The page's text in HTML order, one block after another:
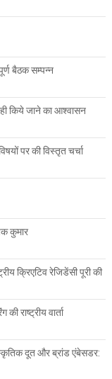
बैठक सम्पन्न
किये जाने का आश्वासन
पर की विस्तृत चर्चा
कुमार
क्रिएटिव रेजिडेंसी पूरी की
राष्ट्रीय वार्ता
दूत और ब्रांड एंबेसडर: